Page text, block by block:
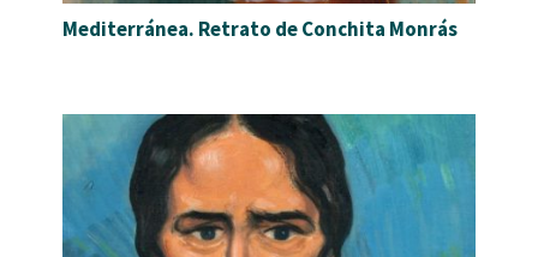
Mediterránea. Retrato de Conchita Monrás